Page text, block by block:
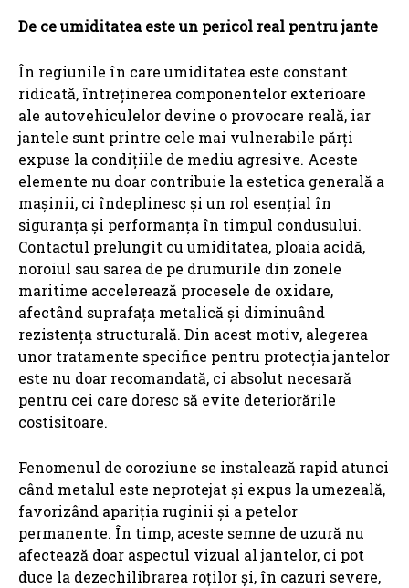
De ce umiditatea este un pericol real pentru jante
În regiunile în care umiditatea este constant
ridicată, întreținerea componentelor exterioare
ale autovehiculelor devine o provocare reală, iar
jantele sunt printre cele mai vulnerabile părți
expuse la condițiile de mediu agresive. Aceste
elemente nu doar contribuie la estetica generală a
mașinii, ci îndeplinesc și un rol esențial în
siguranța și performanța în timpul condusului.
Contactul prelungit cu umiditatea, ploaia acidă,
noroiul sau sarea de pe drumurile din zonele
maritime accelerează procesele de oxidare,
afectând suprafața metalică și diminuând
rezistența structurală. Din acest motiv, alegerea
unor tratamente specifice pentru protecția jantelor
este nu doar recomandată, ci absolut necesară
pentru cei care doresc să evite deteriorările
costisitoare.
Fenomenul de coroziune se instalează rapid atunci
când metalul este neprotejat și expus la umezeală,
favorizând apariția ruginii și a petelor
permanente. În timp, aceste semne de uzură nu
afectează doar aspectul vizual al jantelor, ci pot
duce la dezechilibrarea roților și, în cazuri severe,